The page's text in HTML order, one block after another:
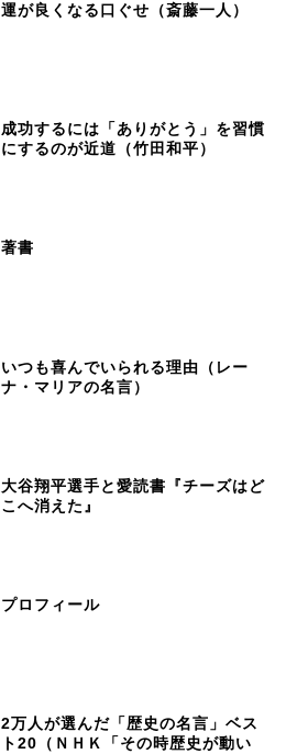
運が良くなる口ぐせ（斎藤一人）
成功するには「ありがとう」を習慣
にするのが近道（竹田和平）
著書
いつも喜んでいられる理由（レー
ナ・マリアの名言）
大谷翔平選手と愛読書『チーズはど
こへ消えた』
プロフィール
2万人が選んだ「歴史の名言」ベス
ト20（ＮＨＫ「その時歴史が動い